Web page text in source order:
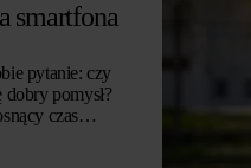
smartfona
pytanie: czy
pomysł?
czas
psychiczne…